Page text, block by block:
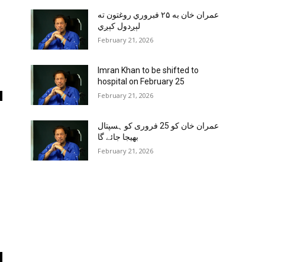
عمران خان به ۲۵ فبروري روغتون ته
لېږدول کېږي
February 21, 2026
Imran Khan to be shifted to
hospital on February 25
February 21, 2026
عمران خان کو 25 فروری کو ہسپتال
بھیجا جائے گا
February 21, 2026